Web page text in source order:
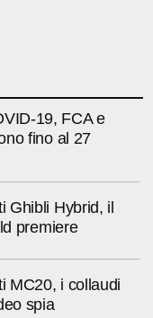
19, FCA e
fino al 27
Ghibli Hybrid, il
premiere
MC20, i collaudi
spia